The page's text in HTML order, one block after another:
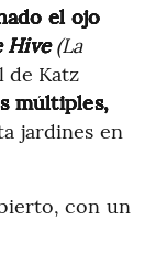
el ojo
Hive(La
de Katz
múltiples,
jardines en
con un